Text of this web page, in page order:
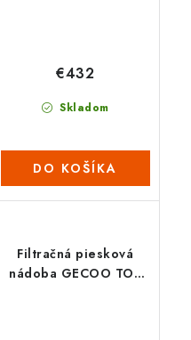
Skladom
€432
DO KOŠÍKA
Filtračná piesková
nádoba GECOO TOP